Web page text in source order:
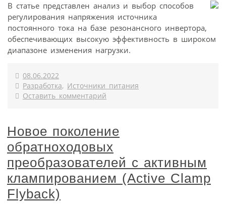
В статье представлен анализ и выбор способов
регулирования напряжения источника
постоянного тока на базе резонансного инвертора,
обеспечивающих высокую эффективность в широком
диапазоне изменения нагрузки.
08.06.2022
Разработка, Источники питания
Оставить комментарий
Новое поколение
обратноходовых
преобразователей c активным
клампированием (Active Clamp
Flyback)